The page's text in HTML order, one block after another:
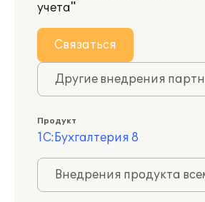
учета"
Связаться
Другие внедрения
Продукт
1С:Бухгалтерия 8
Внедрения продукта